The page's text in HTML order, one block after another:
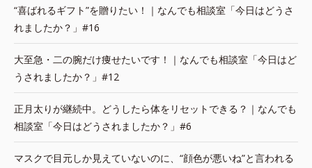
“喜ばれるギフト”を贈りたい！｜なんでも相談室「今日はどうさ
れましたか？」#16
大至急・二の腕だけ痩せたいです！｜なんでも相談室「今日はど
うされましたか？」#12
正月太りが継続中。どうしたら体をリセットできる？｜なんでも
相談室「今日はどうされましたか？」#6
マスクで目元しか見えていないのに、“顔色が悪いね”と言われる